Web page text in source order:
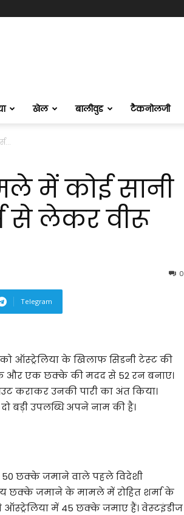
खेल बालीवुड टैकनोलजी
में कोई सानी
से लेकर वीरू
0
Telegram
ऑस्‍ट्रेलिया के खिलाफ सिडनी टेस्‍ट की
और एक छक्‍के की मदद से 52 रन बनाए।
कराकर उनकी पारी का अंत किया।
बड़ी उपलब्धि अपने नाम की है।
50 छक्‍के जमाने वाले पहले विदेशी
छक्‍के जमाने के मामले में रोहित शर्मा के
ऑस्‍ट्रेलिया में 45 छक्‍के जमाए हैं। वेस्‍टइंडीज